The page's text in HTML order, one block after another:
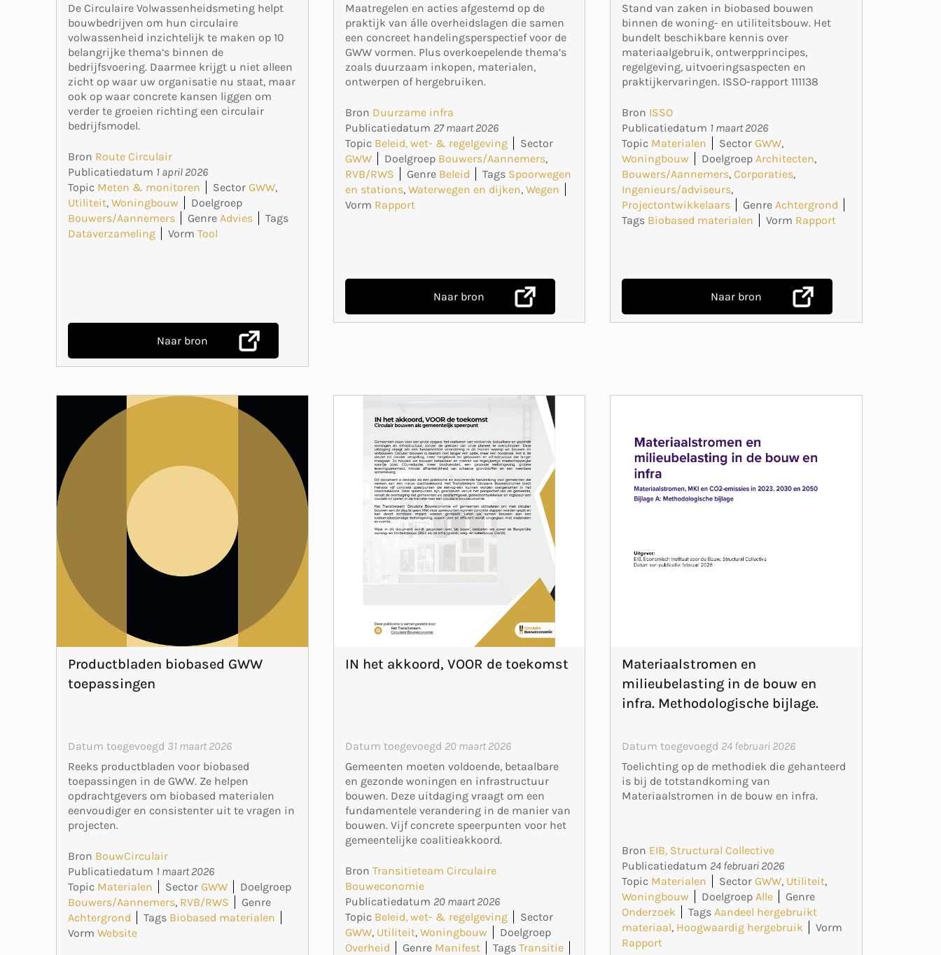
De Circulaire Volwassenheidsmeting helpt
bouwbedrijven om hun circulaire
volwassenheid inzichtelijk te maken op 10
belangrijke thema’s binnen de
bedrijfsvoering. Daarmee krijgt u niet alleen
zicht op waar uw organisatie nu staat, maar
ook op waar concrete kansen liggen om
verder te groeien richting een circulair
bedrijfsmodel.
Bron Route Circulair
Publicatiedatum 1 april 2026
Topic Meten & monitoren Sector GWW,
Utiliteit, Woningbouw
Doelgroep
Bouwers/Aannemers
Genre Advies
Tags
Dataverzameling
Vorm Tool
Naar bron
Maatregelen en acties afgestemd op de
praktijk van álle overheidslagen die samen
een concreet handelingsperspectief voor de
GWW vormen. Plus overkoepelende thema’s
zoals duurzaam inkopen, materialen,
ontwerpen of hergebruiken.
Bron Duurzame infra
Publicatiedatum 27 maart 2026
Topic Beleid, wet- & regelgeving
Sector
GWW
Doelgroep Bouwers/Aannemers,
RVB/RWS
Genre Beleid Tags Spoorwegen
en stations, Waterwegen en dijken, Wegen
Vorm Rapport
Naar bron
Stand van zaken in biobased bouwen
binnen de woning- en utiliteitsbouw. Het
bundelt beschikbare kennis over
materiaalgebruik, ontwerpprincipes,
regelgeving, uitvoeringsaspecten en
praktijkervaringen. ISSO-rapport 111138
Bron ISSO
Publicatiedatum 1 maart 2026
Topic Materialen Sector GWW,
Woningbouw
Doelgroep Architecten,
Bouwers/Aannemers,Corporaties,
Ingenieurs/adviseurs,
Projectontwikkelaars
Genre Achtergrond
Tags Biobased materialen Vorm Rapport
Naar bron
Productbladen biobased GWW
toepassingen
Datum toegevoegd 31 maart 2026
Reeks productbladen voor biobased
toepassingen in de GWW. Ze helpen
opdrachtgevers om biobased materialen
eenvoudiger en consistenter uit te vragen in
projecten.
Bron BouwCirculair
Publicatiedatum 1 maart 2026
Topic Materialen Sector GWW
Doelgroep
Bouwers/Aannemers, RVB/RWS
Genre
Achtergrond
Tags Biobased materialen
Vorm Website
IN het akkoord, VOOR de toekomst
Datum toegevoegd 20 maart 2026
Gemeenten moeten voldoende, betaalbare
en gezonde woningen en infrastructuur
bouwen. Deze uitdaging vraagt om een
fundamentele verandering in de manier van
bouwen. Vijf concrete speerpunten voor het
gemeentelijke coalitieakkoord.
Bron Transitieteam Circulaire
Bouweconomie
Publicatiedatum 20 maart 2026
Topic Beleid, wet- & regelgeving
Sector
GWW, Utiliteit, Woningbouw
Doelgroep
Overheid
Genre Manifest Tags Transitie
Materiaalstromen en
milieubelasting in de bouw en
infra. Methodologische bijlage.
Datum toegevoegd 24 februari 2026
Toelichting op de methodiek die gehanteerd
is bij de totstandkoming van
Materiaalstromen in de bouw en infra.
Bron EIB, Structural Collective
Publicatiedatum 24 februari 2026
Topic Materialen Sector GWW, Utiliteit,
Woningbouw
Doelgroep Alle
Genre
Onderzoek
Tags Aandeel hergebruikt
materiaal, Hoogwaardig hergebruik
Vorm
Rapport